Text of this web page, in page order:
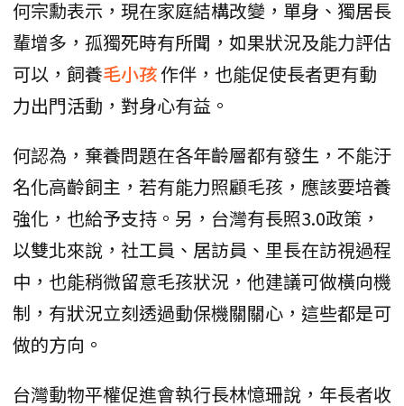
何宗勳表示，現在家庭結構改變，單身、獨居長
輩增多，孤獨死時有所聞，如果狀況及能力評估
可以，飼養毛小孩作伴，也能促使長者更有動
力出門活動，對身心有益。
何認為，棄養問題在各年齡層都有發生，不能汙
名化高齡飼主，若有能力照顧毛孩，應該要培養
強化，也給予支持。另，台灣有長照3.0政策，
以雙北來說，社工員、居訪員、里長在訪視過程
中，也能稍微留意毛孩狀況，他建議可做橫向機
制，有狀況立刻透過動保機關關心，這些都是可
做的方向。
台灣動物平權促進會執行長林憶珊說，年長者收